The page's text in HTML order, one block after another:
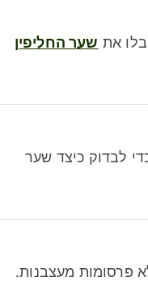
שער החליפין
לבדוק כיצד שער
פרסומות מעצבנות.